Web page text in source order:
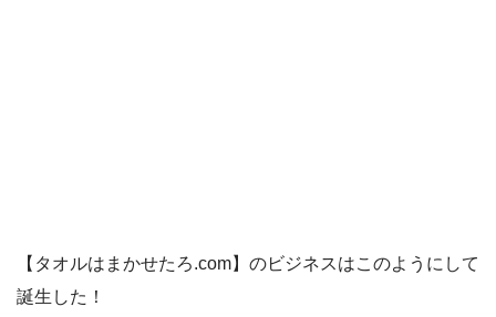
【タオルはまかせたろ.com】のビジネスはこのようにして
誕生した！